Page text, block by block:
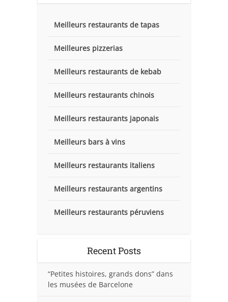
Meilleurs restaurants de tapas
Meilleures pizzerias
Meilleurs restaurants de kebab
Meilleurs restaurants chinois
Meilleurs restaurants japonais
Meilleurs bars à vins
Meilleurs restaurants italiens
Meilleurs restaurants argentins
Meilleurs restaurants péruviens
Recent Posts
“Petites histoires, grands dons” dans
les musées de Barcelone